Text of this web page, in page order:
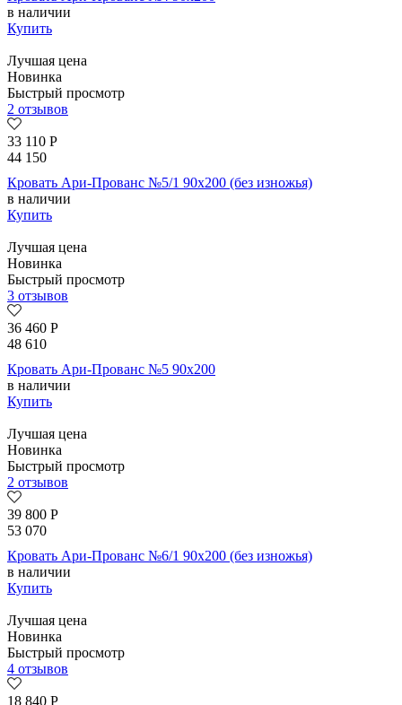
в наличии
Купить
Лучшая цена
Новинка
Быстрый просмотр
2 отзывов
33 110 Р
44 150
Кровать Ари-Прованс №5/1 90х200 (без изножья)
в наличии
Купить
Лучшая цена
Новинка
Быстрый просмотр
3 отзывов
36 460 Р
48 610
Кровать Ари-Прованс №5 90х200
в наличии
Купить
Лучшая цена
Новинка
Быстрый просмотр
2 отзывов
39 800 Р
53 070
Кровать Ари-Прованс №6/1 90х200 (без изножья)
в наличии
Купить
Лучшая цена
Новинка
Быстрый просмотр
4 отзывов
18 840 Р